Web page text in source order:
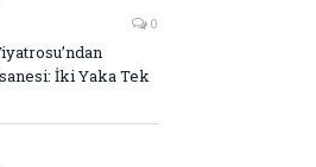
0
İki Yaka Tek